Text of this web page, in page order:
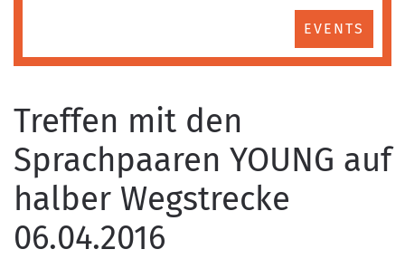
EVENTS
Treffen mit den
Sprachpaaren YOUNG auf
halber Wegstrecke
06.04.2016